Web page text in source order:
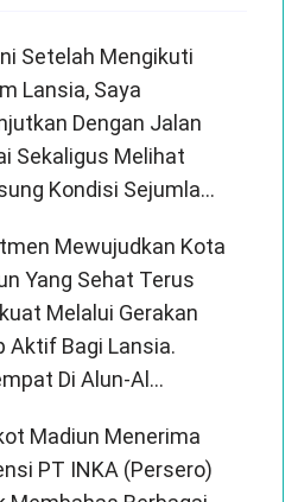
Setelah Mengikuti
Lansia, Saya
Dengan Jalan
Sekaligus Melihat
Kondisi Sejumla...
Mewujudkan Kota
Yang Sehat Terus
Melalui Gerakan
Aktif Bagi Lansia.
Di Alun-Al...
Madiun Menerima
PT INKA (Persero)